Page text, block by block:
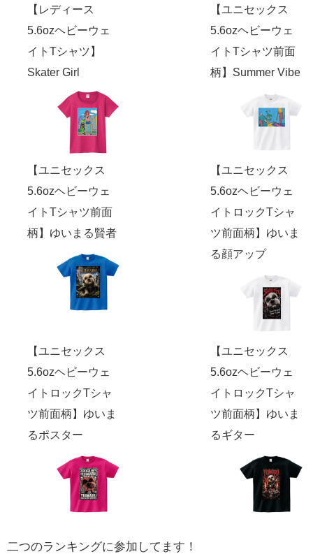
【レディース
5.6ozヘビーウェ
イトTシャツ】
Skater Girl
【ユニセックス
5.6ozヘビーウェ
イトTシャツ前面
柄】Summer Vibe
【ユニセックス
5.6ozヘビーウェ
イトTシャツ前面
柄】ゆいまる賢者
【ユニセックス
5.6ozヘビーウェ
イトロックTシャ
ツ前面柄】ゆいま
る顔アップ
【ユニセックス
5.6ozヘビーウェ
イトロックTシャ
ツ前面柄】ゆいま
るポスター
【ユニセックス
5.6ozヘビーウェ
イトロックTシャ
ツ前面柄】ゆいま
るギター
二つのランキングに参加してます！